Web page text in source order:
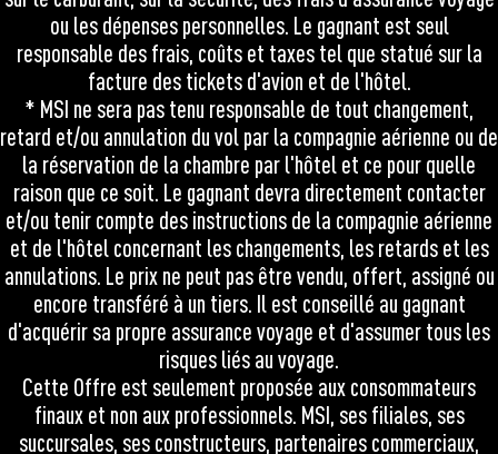
ou les dépenses personnelles. Le gagnant est seul
responsable des frais, coûts et taxes tel que statué sur la
facture des tickets d'avion et de l'hôtel.
* MSI ne sera pas tenu responsable de tout changement,
retard et/ou annulation du vol par la compagnie aérienne ou de
la réservation de la chambre par l'hôtel et ce pour quelle
raison que ce soit. Le gagnant devra directement contacter
et/ou tenir compte des instructions de la compagnie aérienne
et de l'hôtel concernant les changements, les retards et les
annulations. Le prix ne peut pas être vendu, offert, assigné ou
encore transféré à un tiers. Il est conseillé au gagnant
d'acquérir sa propre assurance voyage et d'assumer tous les
risques liés au voyage.
Cette Offre est seulement proposée aux consommateurs
finaux et non aux professionnels. MSI, ses filiales, ses
succursales, ses constructeurs, partenaires commerciaux,